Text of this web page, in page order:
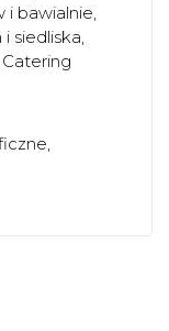
i bawialnie
siedliska
Catering